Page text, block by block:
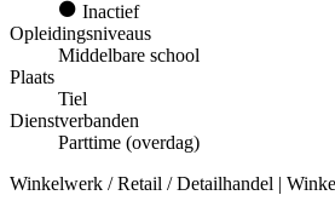
Inactief
Opleidingsniveaus
Middelbare school
Plaats
Tiel
Dienstverbanden
Parttime (overdag)
Winkelwerk / Retail / Detailhandel |